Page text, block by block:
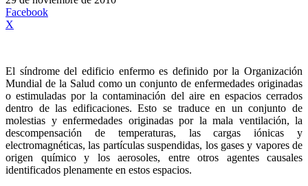
Facebook
X
El síndrome del edificio enfermo es definido por la Organización
Mundial de la Salud como un conjunto de enfermedades originadas
o estimuladas por la contaminación del aire en espacios cerrados
dentro de las edificaciones. Esto se traduce en un conjunto de
molestias y enfermedades originadas por la mala ventilación, la
descompensación de temperaturas, las cargas iónicas y
electromagnéticas, las partículas suspendidas, los gases y vapores de
origen químico y los aerosoles, entre otros agentes causales
identificados plenamente en estos espacios.